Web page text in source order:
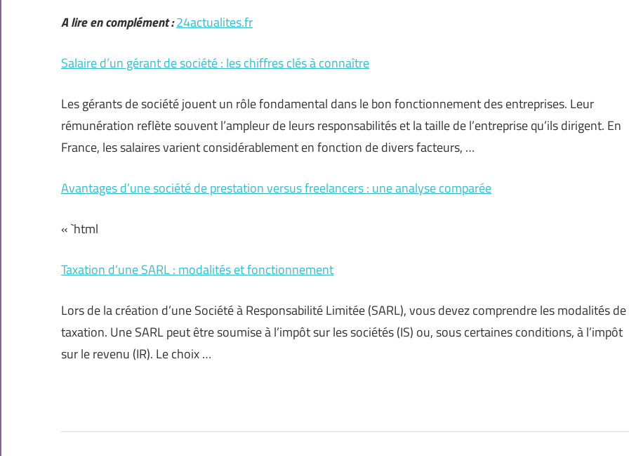
A lire en complément :24actualites.fr
Salaire d’un gérant de société : les chiffres clés à connaître
Les gérants de société jouent un rôle fondamental dans le bon fonctionnement des entreprises. Leur
rémunération reflète souvent l’ampleur de leurs responsabilités et la taille de l’entreprise qu’ils dirigent. En
France, les salaires varient considérablement en fonction de divers facteurs, …
Avantages d’une société de prestation versus freelancers : une analyse comparée
« `html
Taxation d’une SARL : modalités et fonctionnement
Lors de la création d’une Société à Responsabilité Limitée (SARL), vous devez comprendre les modalités de
taxation. Une SARL peut être soumise à l’impôt sur les sociétés (IS) ou, sous certaines conditions, à l’impôt
sur le revenu (IR). Le choix …